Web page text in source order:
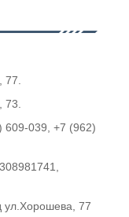
77.
73.
039, +7 (962)
ул.Хорошева, 77